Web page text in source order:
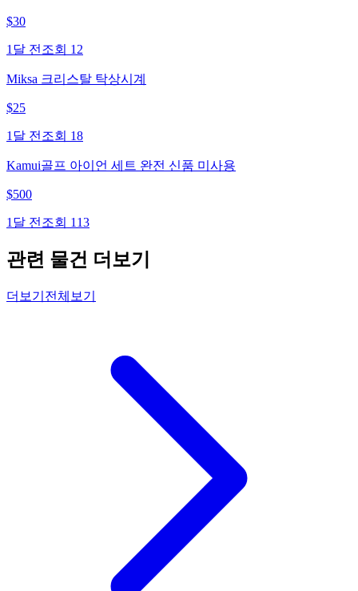
$30
1달 전 조회 12
Miksa 크리스탈 탁상시계
$25
1달 전 조회 18
Kamui골프 아이언 세트 완전 신품 미사용
$500
1달 전 조회 113
관련 물건 더보기
더보기 전체보기